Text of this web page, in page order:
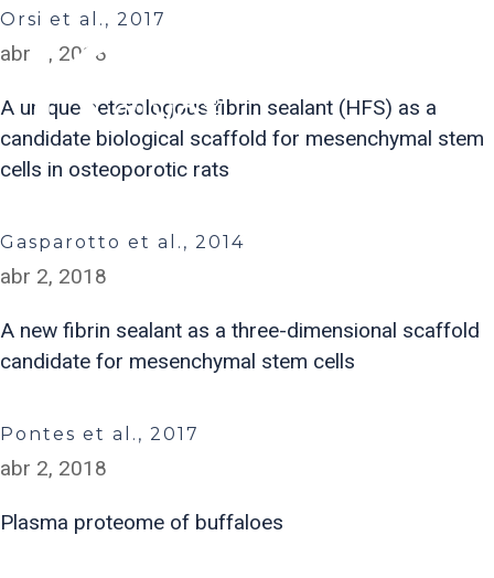
Orsi et al., 2017
abr 2, 2018
A unique heterologous fibrin sealant (HFS) as a
candidate biological scaffold for mesenchymal stem
cells in osteoporotic rats
Gasparotto et al., 2014
abr 2, 2018
A new fibrin sealant as a three-dimensional scaffold
candidate for mesenchymal stem cells
Pontes et al., 2017
abr 2, 2018
Plasma proteome of buffaloes